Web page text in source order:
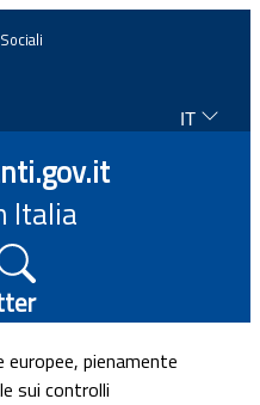
IT
Italia
europee, pienamente
sui controlli